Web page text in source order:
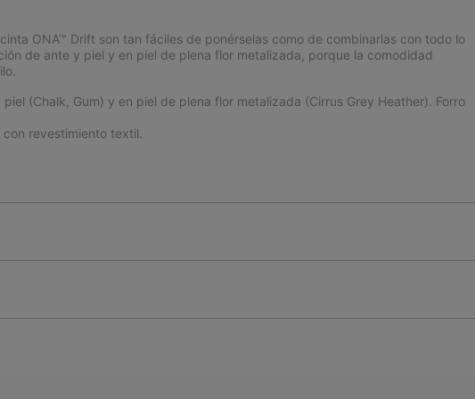
ONA™ Drift son tan fáciles de ponérselas como de combinarlas con todo lo
de ante y piel y en piel de plena flor metalizada, porque la comodidad
(Chalk, Gum) y en piel de plena flor metalizada (Cirrus Grey Heather). Forro
revestimiento textil.